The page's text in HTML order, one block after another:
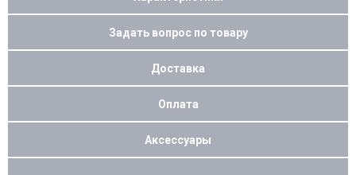
Задать вопрос по товару
Доставка
Оплата
Аксессуары